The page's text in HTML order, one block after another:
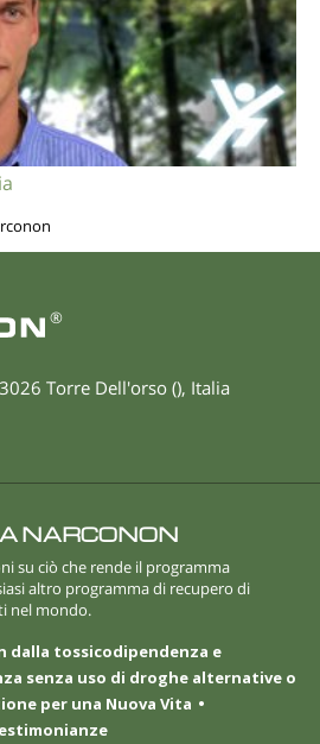
®
Torre Dell'orso (), Italia
NARCONON
su ciò che rende il programma
altro programma di recupero di
nel mondo.
dalla tossicodipendenza e
senza uso di droghe alternative o
per una Nuova Vita